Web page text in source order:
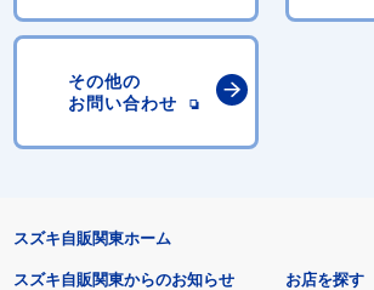
その他の
お問い合わせ
スズキ自販関東ホーム
スズキ自販関東からのお知らせ お店を探す